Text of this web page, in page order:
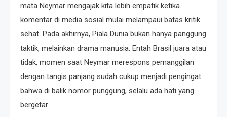
mata Neymar mengajak kita lebih empatik ketika
komentar di media sosial mulai melampaui batas kritik
sehat. Pada akhirnya, Piala Dunia bukan hanya panggung
taktik, melainkan drama manusia. Entah Brasil juara atau
tidak, momen saat Neymar merespons pemanggilan
dengan tangis panjang sudah cukup menjadi pengingat
bahwa di balik nomor punggung, selalu ada hati yang
bergetar.